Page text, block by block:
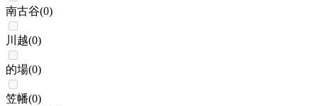
南古谷(0)
川越(0)
的場(0)
笠幡(0)